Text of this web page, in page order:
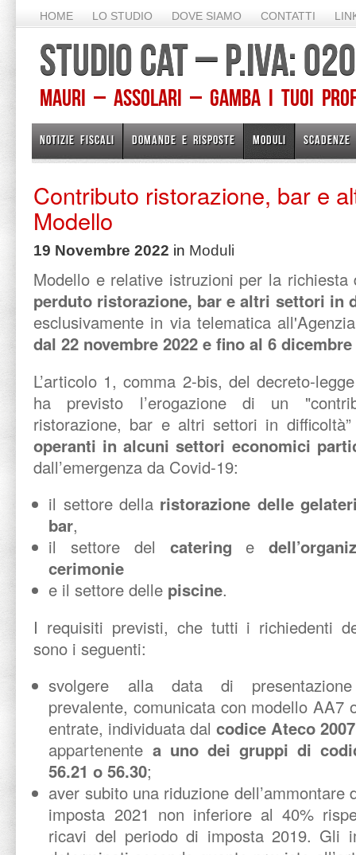
HOME LO STUDIO DOVE SIAMO CONTATTI
STUDIO CAT – P.IVA:
Mauri – Assolari – Gamba I TUOI
NOTIZIE FISCALI DOMANDE E RISPOSTE MODULI SCADENZE
Contributo ristorazione, bar e
Modello
19 Novembre 2022 in Moduli
Modello e relative istruzioni per la richiesta
perduto ristorazione, bar e altri settori in
esclusivamente in via telematica
dal 22 novembre 2022 e fino al 6 dicembre
L’articolo 1, comma 2-bis, del decreto-
ha previsto l’erogazione di un
ristorazione, bar e altri settori in
operanti in alcuni settori economici
dall’emergenza da Covid-19:
il settore della ristorazione delle
bar,
il settore del catering e
cerimonie
e il settore delle piscine.
I requisiti previsti, che tutti i richiedenti
sono i seguenti:
svolgere alla data di
prevalente, comunicata con modello AA7
entrate, individuata dalcodice Ateco
appartenente a uno dei gruppi di
56.21 o 56.30;
aver subito una riduzione
imposta 2021 non inferiore al 40%
ricavi del periodo di imposta 2019. Gli